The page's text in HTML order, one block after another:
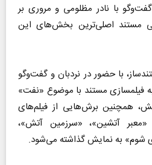
با نادر مظلومی و مروری بر
مستند اصلی‌ترین بخش‌های این
با حضور در نردبان و گفت‌وگو
فیلمسازی مستند با موضوع «نفت»
همچنین برش‌هایی از فیلم‌های
«معبر آتشین»، «سرزمین آتش»،
شوم» به نمایش گذاشته می‌شود.